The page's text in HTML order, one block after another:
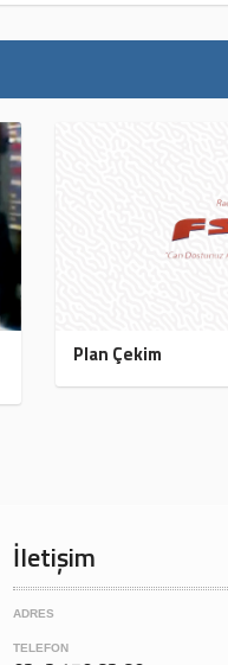
Plan Çekim
İletişim
ADRES
TELEFON